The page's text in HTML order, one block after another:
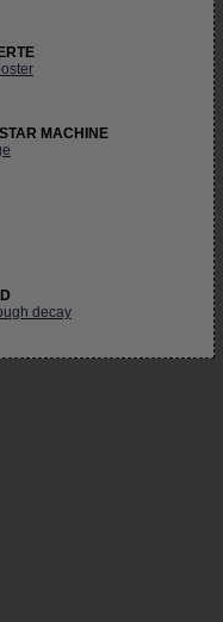
MACHINE
decay